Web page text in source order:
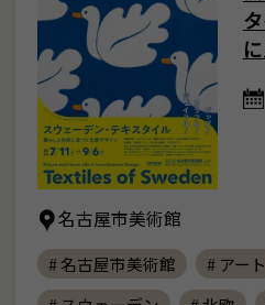
名古屋市美術館
# 名古屋市美術館 # アート